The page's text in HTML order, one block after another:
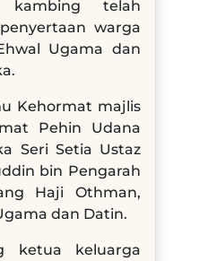
telah
warga
Ugama dan
Kehormat majlis
Pehin Udana
Seri Setia Ustaz
bin Pengarah
Haji Othman,
dan Datin.
ketua keluarga